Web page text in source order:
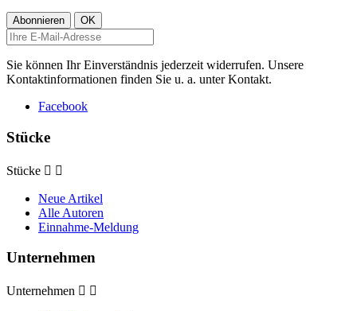
Sie können Ihr Einverständnis jederzeit widerrufen. Unsere
Kontaktinformationen finden Sie u. a. unter Kontakt.
Facebook
Stücke
Stücke  
Neue Artikel
Alle Autoren
Einnahme-Meldung
Unternehmen
Unternehmen  